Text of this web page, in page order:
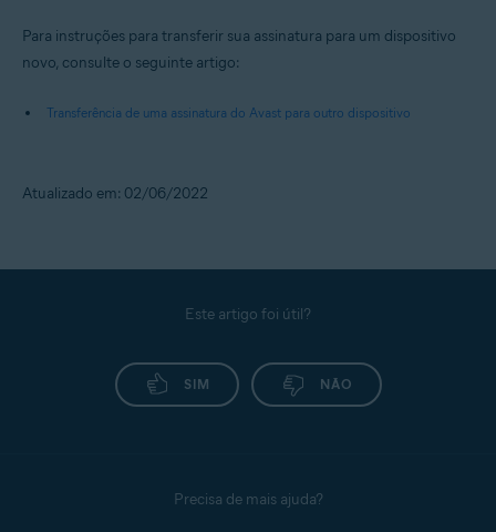
Para instruções para transferir sua assinatura para um dispositivo
novo, consulte o seguinte artigo:
Transferência de uma assinatura do Avast para outro dispositivo
Atualizado em: 02/06/2022
Este artigo foi útil?
SIM NÃO
Precisa de mais ajuda?